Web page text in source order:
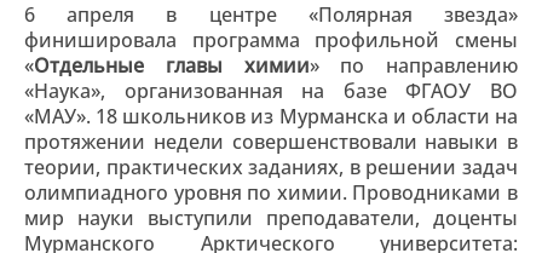
6 апреля в центре «Полярная звезда»
финишировала программа профильной смены
«Отдельные главы химии» по направлению
«Наука», организованная на базе ФГАОУ ВО
«МАУ». 18 школьников из Мурманска и области на
протяжении недели совершенствовали навыки в
теории, практических заданиях, в решении задач
олимпиадного уровня по химии. Проводниками в
мир науки выступили преподаватели, доценты
Мурманского Арктического университета: